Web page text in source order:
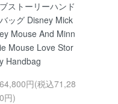
ブストーリーハンド
バッグ Disney Mick
ey Mouse And Minn
ie Mouse Love Stor
y Handbag
64,800円(税込71,28
0円)